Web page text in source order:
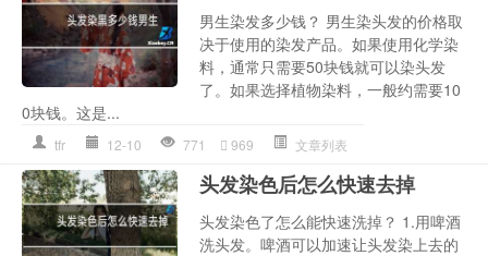
男生染发多少钱？ 男生染头发的价格取
决于使用的染发产品。如果使用化学染
料，通常只需要50块钱就可以染头发
了。如果选择植物染料，一般约需要10
0块钱。这是...
tfr 12-10 771 969 文章列表
头发染色后怎么快速去掉
头发染色了怎么能快速洗掉？ 1.用啤酒
洗头发。啤酒可以加速让头发染上去的